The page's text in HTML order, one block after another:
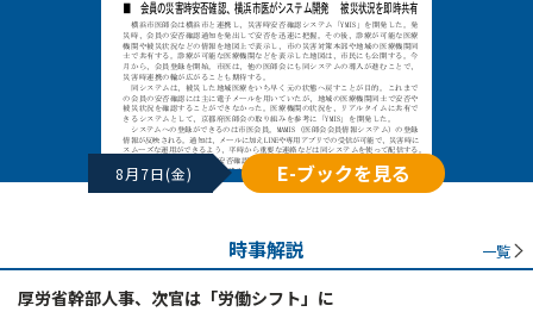
8月7日(金) E-ブックを見る
時事解説 一覧
厚労省幹部人事、次官は「労働シフト」に